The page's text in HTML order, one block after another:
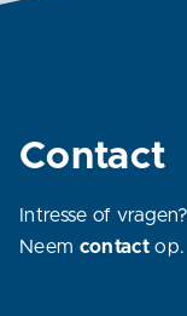
Contact
Intresse of vragen?
Neem contact op.